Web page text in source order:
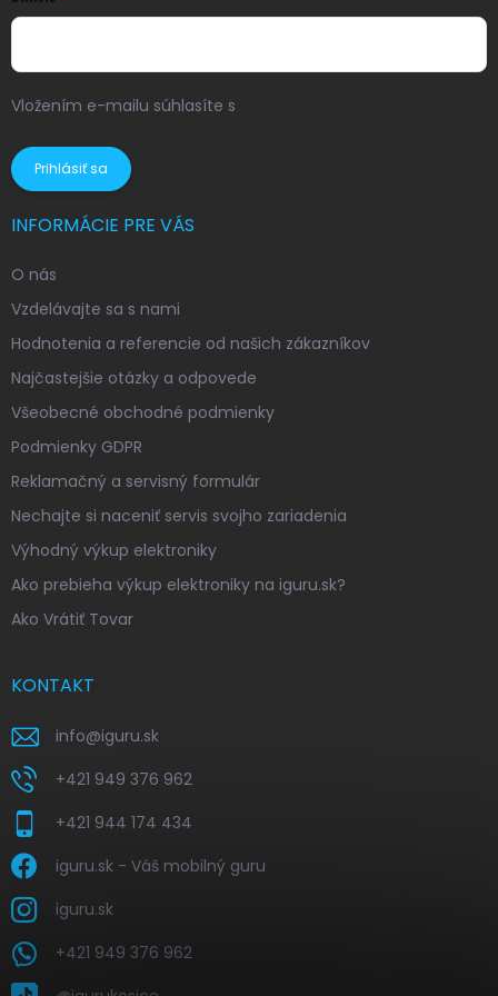
Vložením e-mailu súhlasíte s
Prihlásiť sa
INFORMÁCIE PRE VÁS
O nás
Vzdelávajte sa s nami
Hodnotenia a referencie od našich zákazníkov
Najčastejšie otázky a odpovede
Všeobecné obchodné podmienky
Podmienky GDPR
Reklamačný a servisný formulár
Nechajte si naceniť servis svojho zariadenia
Výhodný výkup elektroniky
Ako prebieha výkup elektroniky na iguru.sk?
Ako Vrátiť Tovar
KONTAKT
info@iguru.sk
+421 949 376 962
+421 944 174 434
iguru.sk - Váš mobilný guru
iguru.sk
+421 949 376 962